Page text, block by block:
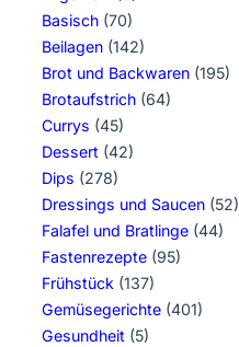
Basisch (70)
Beilagen (142)
Brot und Backwaren (195)
Brotaufstrich (64)
Currys (45)
Dessert (42)
Dips (278)
Dressings und Saucen (52)
Falafel und Bratlinge (44)
Fastenrezepte (95)
Frühstück (137)
Gemüsegerichte (401)
Gesundheit (5)